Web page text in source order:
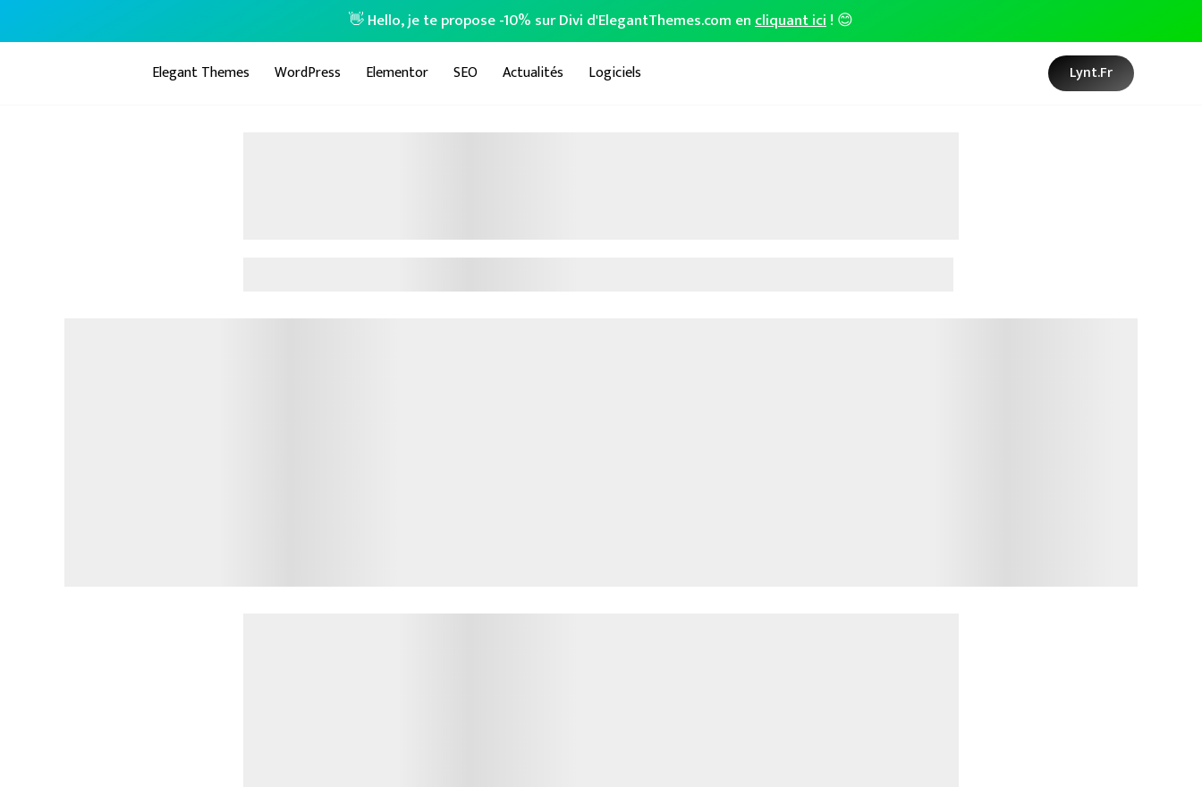
👋 Hello, je te propose -10% sur Divi d'ElegantThemes.com encliquant ici! 😊
Elegant Themes WordPress Elementor SEO Actualités Logiciels Lynt.fr